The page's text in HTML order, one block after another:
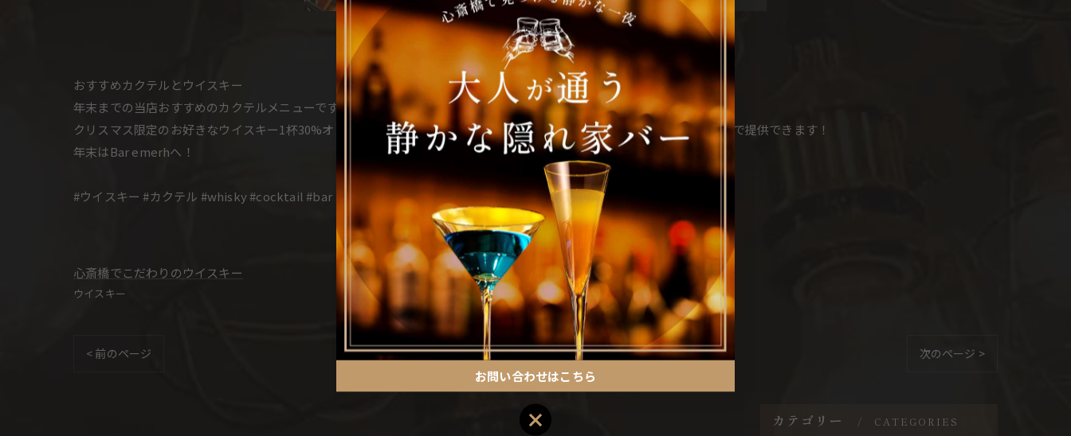
おすすめカクテルとウイスキー
年末までの当店おすすめのカクテルメニューです。
クリスマス限定のお好きなウイスキー1杯30%オフですが、12/29まで期間延長します！カリラ30年ハーフ4500円が3200円で提供できます！
年末はBar emerhへ！
#ウイスキー #カクテル #whisky #cocktail #bar
心斎橋でこだわりのウイスキー
ウイスキー
< 前のページ 一覧に戻る 次のページ >
カテゴリー CATEGORIES
お問い合わせはこちら
お問い合わせはこちら